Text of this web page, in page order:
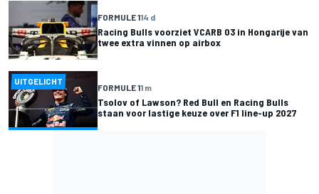
FORMULE 114 d
Racing Bulls voorziet VCARB 03 in Hongarije van
twee extra vinnen op airbox
UITGELICHT
FORMULE 11 m
Tsolov of Lawson? Red Bull en Racing Bulls
staan voor lastige keuze over F1 line-up 2027